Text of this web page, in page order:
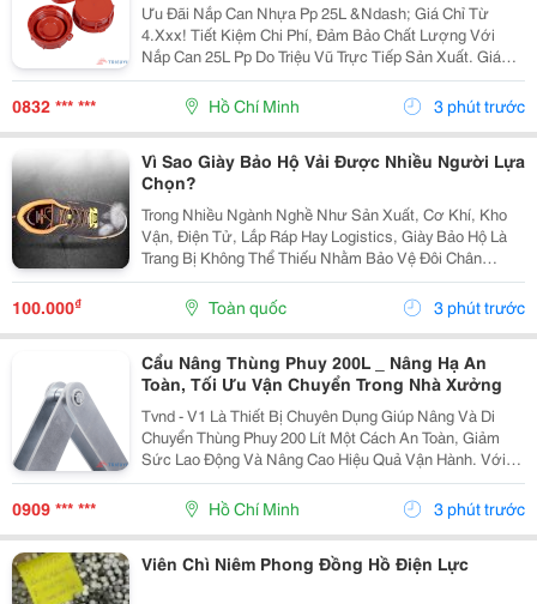
Ưu Đãi Nắp Can Nhựa Pp 25L &Ndash; Giá Chỉ Từ
4.Xxx! Tiết Kiệm Chi Phí, Đảm Bảo Chất Lượng Với
Nắp Can 25L Pp Do Triệu Vũ Trực Tiếp Sản Xuất. Giá
Ưu Đãi Chỉ Từ 4.Xxx/Cái (Giá Cũ 7.Xxx/Cái). ✅ Nhựa
Pp Nguyên Sinh Bền Chắc, Chịu Nhiệt Và Kháng...
0832 *** *** Hồ Chí Minh 3 phút trước
Vì Sao Giày Bảo Hộ Vải Được Nhiều Người Lựa
Chọn?
Trong Nhiều Ngành Nghề Như Sản Xuất, Cơ Khí, Kho
Vận, Điện Tử, Lắp Ráp Hay Logistics, Giày Bảo Hộ Là
Trang Bị Không Thể Thiếu Nhằm Bảo Vệ Đôi Chân
Trước Những Nguy Cơ Tiềm Ẩn Trong Quá Trình Làm
Việc. Bên Cạnh Các Dòng Giày Da Truyền Thống, Giày
100.000₫ Toàn quốc 3 phút trước
Cẩu Nâng Thùng Phuy 200L _ Nâng Hạ An
Toàn, Tối Ưu Vận Chuyển Trong Nhà Xưởng
Tvnd - V1 Là Thiết Bị Chuyên Dụng Giúp Nâng Và Di
Chuyển Thùng Phuy 200 Lít Một Cách An Toàn, Giảm
Sức Lao Động Và Nâng Cao Hiệu Quả Vận Hành. Với
Kết Cấu Thép Xi Mạ Chắc Chắn Cùng Tải Trọng Lên Đến
350 Kg , Sản Phẩm Đáp Ứng Tốt Nhu Cầu Sử Dụng
Trong...
0909 *** *** Hồ Chí Minh 3 phút trước
Viên Chì Niêm Phong Đồng Hồ Điện Lực